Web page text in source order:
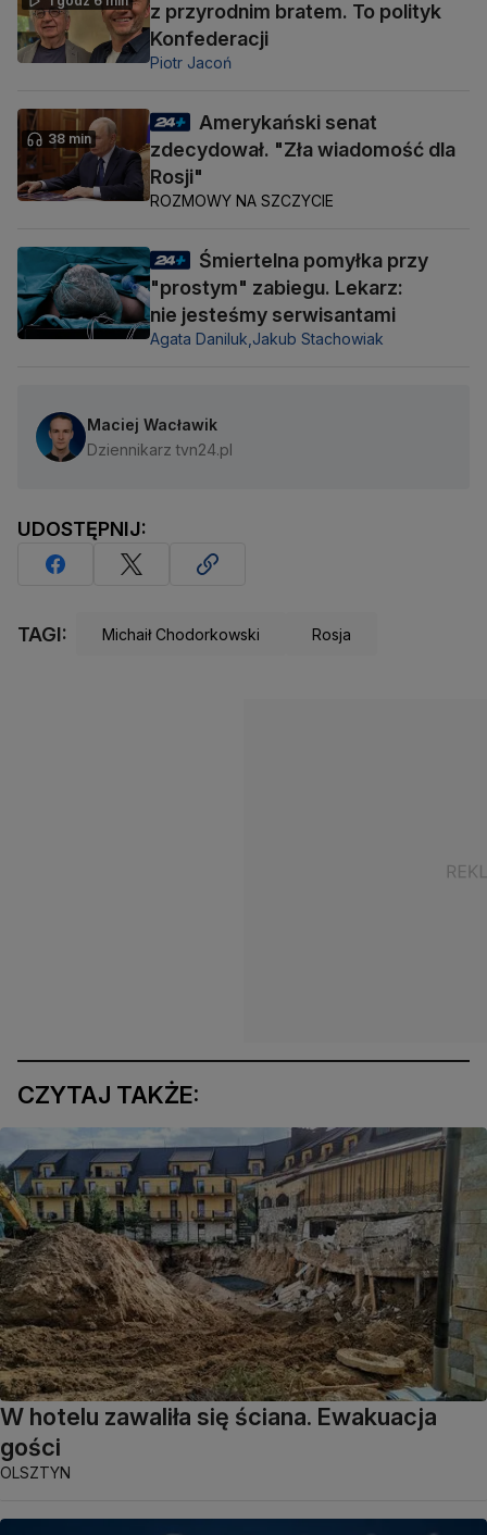
z przyrodnim bratem. To polityk
Konfederacji
Piotr Jacoń
38 min
Amerykański senat
zdecydował. "Zła wiadomość dla
Rosji"
ROZMOWY NA SZCZYCIE
Śmiertelna pomyłka przy
"prostym" zabiegu. Lekarz:
nie jesteśmy serwisantami
Agata Daniluk,Jakub Stachowiak
Maciej Wacławik
Dziennikarz tvn24.pl
UDOSTĘPNIJ:
TAGI: Michaił Chodorkowski Rosja
CZYTAJ TAKŻE:
W hotelu zawaliła się ściana. Ewakuacja
gości
OLSZTYN